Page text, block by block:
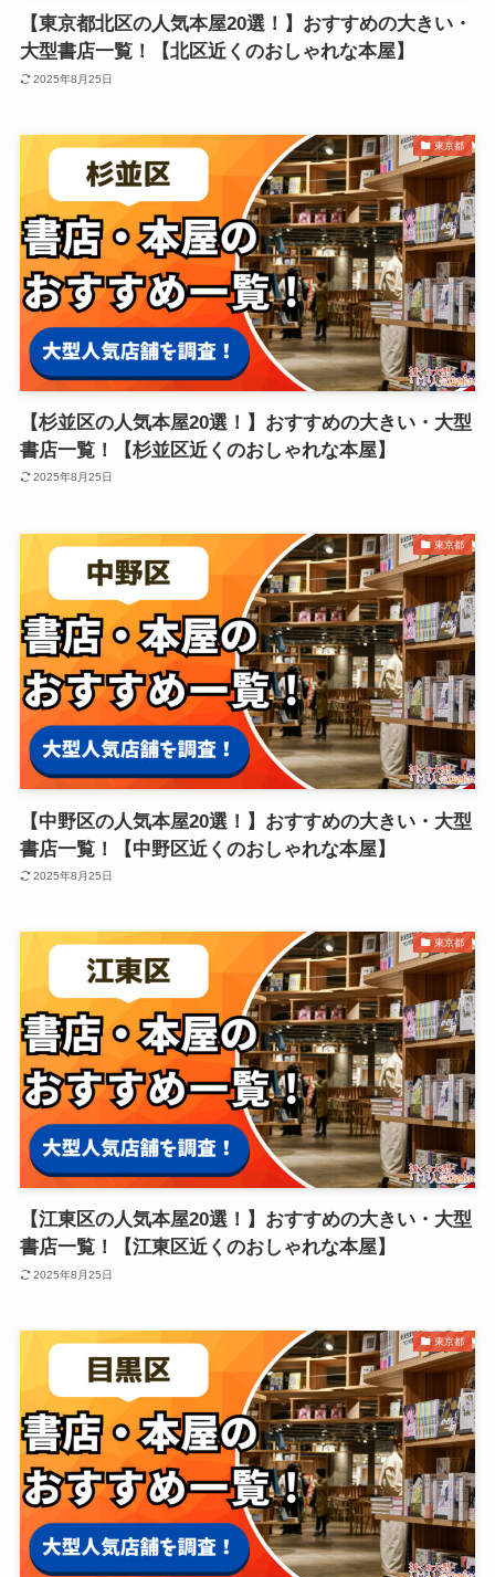
【東京都北区の人気本屋20選！】おすすめの大きい・
大型書店一覧！【北区近くのおしゃれな本屋】
2025年8月25日
東京都
【杉並区の人気本屋20選！】おすすめの大きい・大型
書店一覧！【杉並区近くのおしゃれな本屋】
2025年8月25日
東京都
【中野区の人気本屋20選！】おすすめの大きい・大型
書店一覧！【中野区近くのおしゃれな本屋】
2025年8月25日
東京都
【江東区の人気本屋20選！】おすすめの大きい・大型
書店一覧！【江東区近くのおしゃれな本屋】
2025年8月25日
東京都